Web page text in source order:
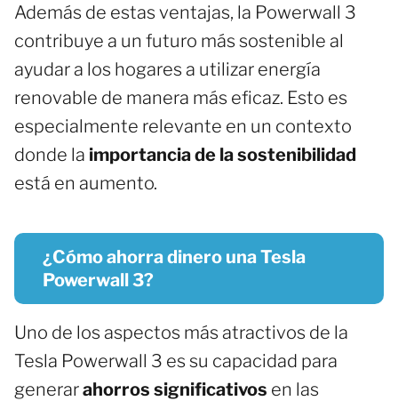
Además de estas ventajas, la Powerwall 3
contribuye a un futuro más sostenible al
ayudar a los hogares a utilizar energía
renovable de manera más eficaz. Esto es
especialmente relevante en un contexto
donde la importancia de la sostenibilidad
está en aumento.
¿Cómo ahorra dinero una Tesla
Powerwall 3?
Uno de los aspectos más atractivos de la
Tesla Powerwall 3 es su capacidad para
generarahorros significativos en las